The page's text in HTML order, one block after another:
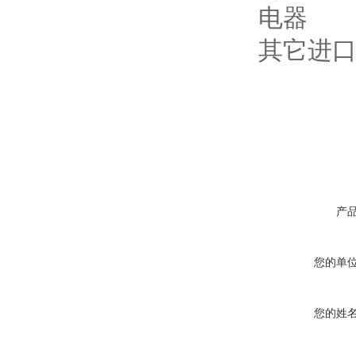
电器
其它进
产
您的单
您的姓